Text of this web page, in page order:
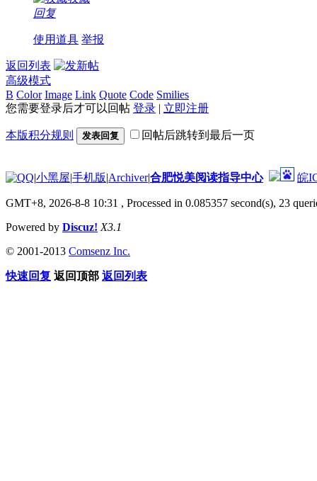
回复
使用道具 举报
返回列表
高级模式
B Color Image Link Quote Code Smilies
您需要登录后才可以回帖 登录 | 立即注册
本版积分规则 发表回复 回帖后跳转到最后一页
|小黑屋|手机版|Archiver|合肥悦美阅读指导中心 皖
GMT+8, 2026-8-8 10:31 , Processed in 0.085357 second(s), 23
Powered by Discuz! X3.1
© 2001-2013 Comsenz Inc.
快速回复 返回顶部 返回列表